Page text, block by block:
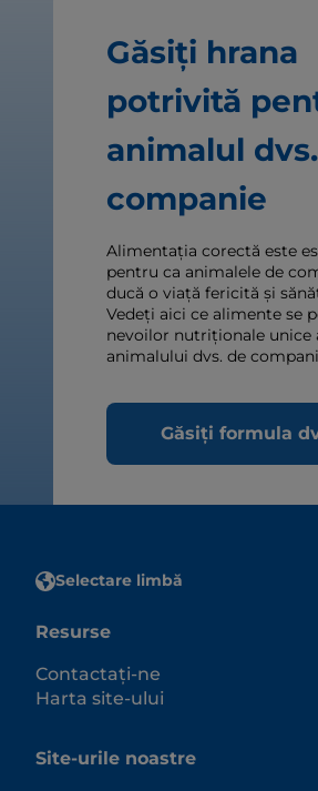
Găsiți hrana
potrivită
animalul
companie
Alimentația corectă este
pentru ca animalele de
ducă o viață fericită și
Vedeți aici ce alimente se
nevoilor nutriționale unice
animalului dvs. de
Găsiți formula
Selectare limbă
Resurse
Contactați-ne
Harta site-ului
Site-urile noastre